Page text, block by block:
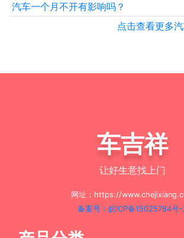
汽车一个月不开有影响吗？
点击查看更多
车吉祥
让好生意找上门
网址：https://
备案号：皖ICP备15025784号-